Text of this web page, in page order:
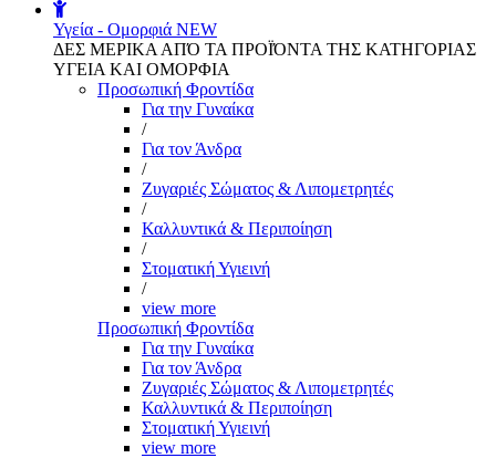
Υγεία - Ομορφιά NEW
ΔΕΣ ΜΕΡΙΚΑ ΑΠΌ ΤΑ ΠΡΟΪΌΝΤΑ ΤΗΣ ΚΑΤΗΓΟΡΙΑΣ
ΥΓΕΙΑ ΚΑΙ ΟΜΟΡΦΙΑ
Προσωπική Φροντίδα
Για την Γυναίκα
/
Για τον Άνδρα
/
Ζυγαριές Σώματος & Λιπομετρητές
/
Καλλυντικά & Περιποίηση
/
Στοματική Υγιεινή
/
view more
Προσωπική Φροντίδα
Για την Γυναίκα
Για τον Άνδρα
Ζυγαριές Σώματος & Λιπομετρητές
Καλλυντικά & Περιποίηση
Στοματική Υγιεινή
view more